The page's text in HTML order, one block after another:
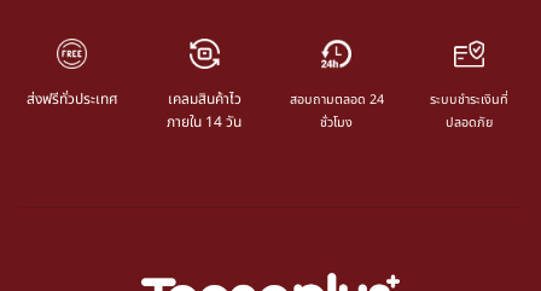
ส่งฟรีทั่วประเทศ
เคลมสินค้าไว
ภายใน 14 วัน
สอบถามตลอด 24
ชั่วโมง
ระบบชำระเงินที่
ปลอดภัย